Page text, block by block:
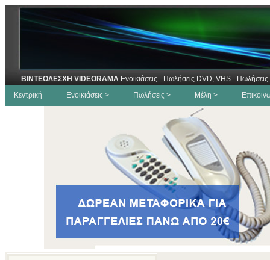
ΒΙΝΤΕΟΛΕΣΧΗ VIDEORAMA Ενοικιάσεις - Πωλήσεις DVD, VHS -
Κεντρική
Ενοικιάσεις > Πωλήσεις > Μέλη >